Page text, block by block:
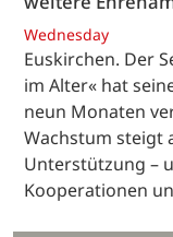
Wednesday
Euskirchen. Der
im Alter« hat
neun Monaten
Wachstum steigt
Unterstützung –
Kooperationen